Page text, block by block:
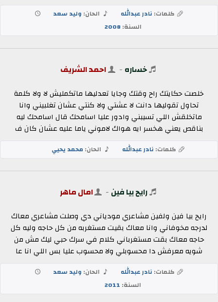
كلمات: نادر عبدالله الحان: وليد سعد
السنة:2008
خساره - احمد الشريف
خلصت حكايتك راح وقتك وجايا تعدليها ماتكمليش لا ولا كلمة
تحاول تقوليها دانت لا عشتي ولا كنتي عشان تغلبيني وانا
ماتخلقش اللي تسيبني وادور عليا اسامحك قال اسامحك ليه
بناقص يعني هخسر ايه هواك لاموني ياما عليه عشان كان ف
كلمات: نادر عبدالله الحان: محمد يحيي
رايح بيا فين - امال ماهر
رايح بيا فين ولفين مشاعري مودياني دي وصلت مشاعري معاك
لدرجه مخوفاني وانا معاك بقيت مستغربه من كل حاجه وليه كل
حاجه معاك بقت مستغرباني كلام في سرك حبي ليك مش من
شويه معرفش دا محسوبلي ولا محسوب عليا بس اللي انا عا
كلمات: نادر عبدالله الحان: وليد سعد
السنة: 2011